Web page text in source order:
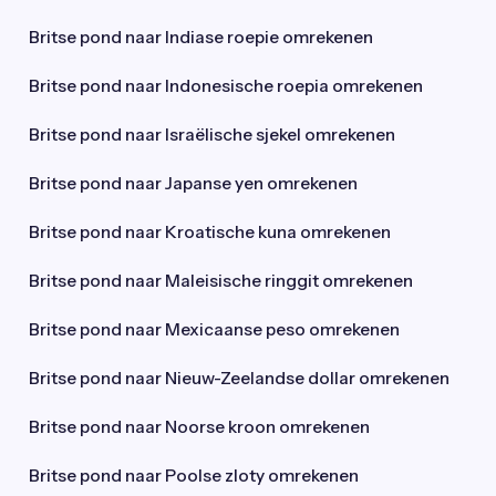
Britse pond naar Indiase roepie omrekenen
Britse pond naar Indonesische roepia omrekenen
Britse pond naar Israëlische sjekel omrekenen
Britse pond naar Japanse yen omrekenen
Britse pond naar Kroatische kuna omrekenen
Britse pond naar Maleisische ringgit omrekenen
Britse pond naar Mexicaanse peso omrekenen
Britse pond naar Nieuw-Zeelandse dollar omrekenen
Britse pond naar Noorse kroon omrekenen
Britse pond naar Poolse zloty omrekenen